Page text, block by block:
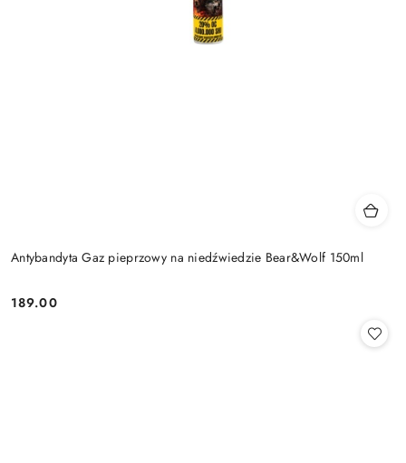
Antybandyta Gaz pieprzowy na niedźwiedzie Bear&Wolf 150ml
Cena:
189.00